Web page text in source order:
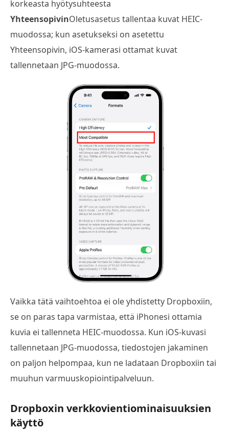
korkeasta hyötysuhteesta
YhteensopivinOletusasetus tallentaa kuvat HEIC-
muodossa; kun asetukseksi on asetettu
Yhteensopivin, iOS-kamerasi ottamat kuvat
tallennetaan JPG-muodossa.
Vaikka tätä vaihtoehtoa ei ole yhdistetty Dropboxiin,
se on paras tapa varmistaa, että iPhonesi ottamia
kuvia ei tallenneta HEIC-muodossa. Kun iOS-kuvasi
tallennetaan JPG-muodossa, tiedostojen jakaminen
on paljon helpompaa, kun ne ladataan Dropboxiin tai
muuhun varmuuskopiointipalveluun.
Dropboxin verkkovientiominaisuuksien
käyttö